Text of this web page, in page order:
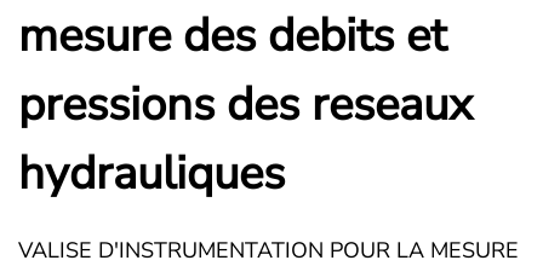
mesure des debits et
pressions des reseaux
hydrauliques
VALISE D'INSTRUMENTATION POUR LA MESURE